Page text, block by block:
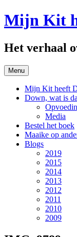
Spring
naar
Mijn Kit
Het verhaal
Menu
Mijn Kit heeft
Down, wat is
Media
Bestel het boek
Maaike op
Blogs
2019
2015
2014
2013
2012
2011
2010
2009